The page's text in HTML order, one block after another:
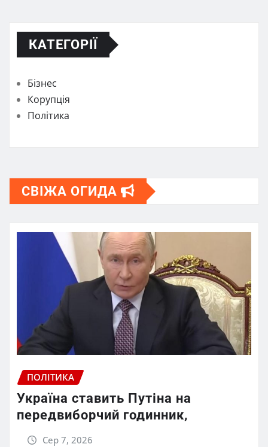
КАТЕГОРІЇ
Бізнес
Корупція
Політика
СВІЖА ОГИДА
ПОЛІТИКА
Україна ставить Путіна на
передвиборчий годинник,
Сер 7, 2026